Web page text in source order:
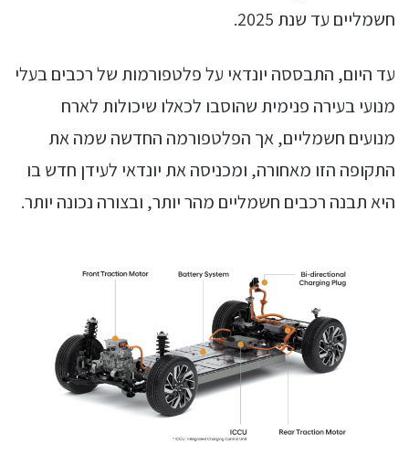
חשמליים עד שנת 2025.
עד היום, התבססה יונדאי על פלטפורמות של רכבים בעלי
מנועי בעירה פנימית שהוסבו לכאלו שיכולות לארח
מנועים חשמליים, אך הפלטפורמה החדשה שמה את
התקופה הזו מאחורה, ומכניסה את יונדאי לעידן חדש בו
היא תבנה רכבים חשמליים מהר יותר, ובצורה נכונה יותר.